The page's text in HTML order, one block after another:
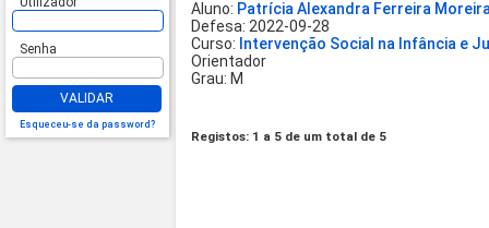
Senha
VALIDAR
Esqueceu-se da password?
Aluno: Patrícia Alexandra Ferreira
Defesa: 2022-09-28
Curso: Intervenção Social na Infância e
Orientador
Grau: M
Registos: 1 a 5 de um total de 5